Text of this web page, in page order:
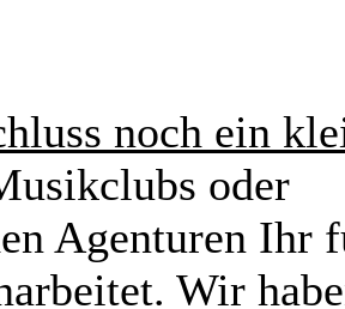
noch ein
oder
Agenturen Ihr
Wir